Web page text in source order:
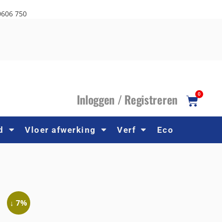
750
Inloggen /Registreren 0
Vloer afwerking Verf Eco
↓ 7%